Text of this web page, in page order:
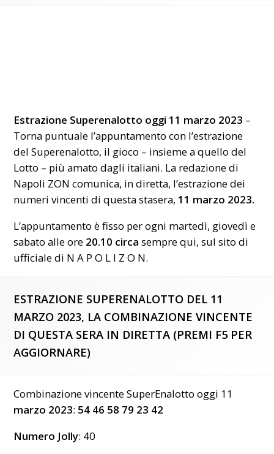
Estrazione Superenalotto oggi 11 marzo 2023 –
Torna puntuale l’appuntamento con l’estrazione
del Superenalotto, il gioco – insieme a quello del
Lotto – più amato dagli italiani. La redazione di
Napoli ZON comunica, in diretta, l’estrazione dei
numeri vincenti di questa stasera, 11 marzo 2023.
L’appuntamento è fisso per ogni martedì, giovedì e
sabato alle ore 20.10 circa sempre qui, sul sito di
ufficiale di N A P O L I Z O N.
ESTRAZIONE SUPERENALOTTO DEL 11
MARZO 2023, LA COMBINAZIONE VINCENTE
DI QUESTA SERA IN DIRETTA (PREMI F5 PER
AGGIORNARE)
Combinazione vincente SuperEnalotto oggi 11
marzo 2023: 54 46 58 79 23 42
Numero Jolly: 40